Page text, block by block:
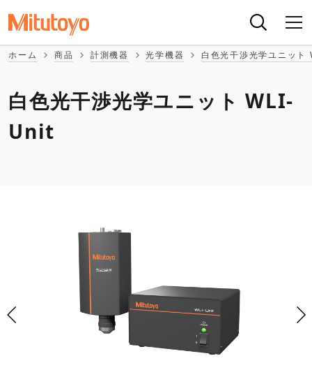
ホーム 商品 計測機器 光学機器 白色光干渉光学ユニッ
白色光干渉光学ユニット WLI-
Unit